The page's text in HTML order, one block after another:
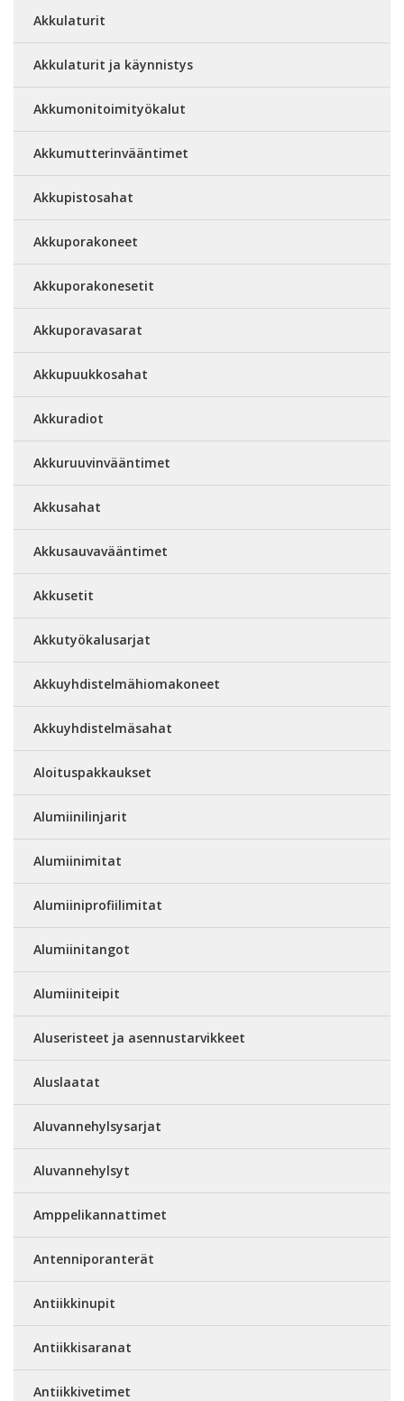
Akkulaturit
Akkulaturit ja käynnistys
Akkumonitoimityökalut
Akkumutterinvääntimet
Akkupistosahat
Akkuporakoneet
Akkuporakonesetit
Akkuporavasarat
Akkupuukkosahat
Akkuradiot
Akkuruuvinvääntimet
Akkusahat
Akkusauvavääntimet
Akkusetit
Akkutyökalusarjat
Akkuyhdistelmähiomakoneet
Akkuyhdistelmäsahat
Aloituspakkaukset
Alumiinilinjarit
Alumiinimitat
Alumiiniprofiilimitat
Alumiinitangot
Alumiiniteipit
Aluseristeet ja asennustarvikkeet
Aluslaatat
Aluvannehylsysarjat
Aluvannehylsyt
Amppelikannattimet
Antenniporanterät
Antiikkinupit
Antiikkisaranat
Antiikkivetimet